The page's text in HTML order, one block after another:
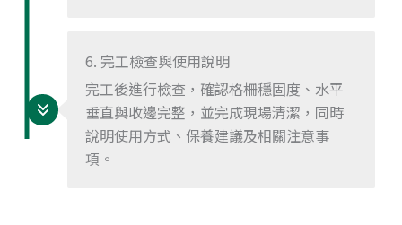
6. 完工檢查與使用說明
完工後進行檢查，確認格柵穩固度、水平
垂直與收邊完整，並完成現場清潔，同時
說明使用方式、保養建議及相關注意事
項。